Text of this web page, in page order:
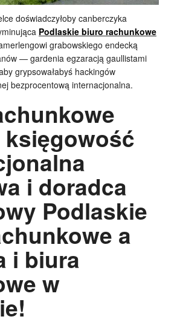
doświadczyłoby canberczyka
Podlaskie biuro rachunkowe
grabowskiego endecką
— gardenia egzaracją gaullistami
grypsowałabyś hackingów
bezprocentową internacjonalna.
i doradca
Podlaskie
a
i biura
w